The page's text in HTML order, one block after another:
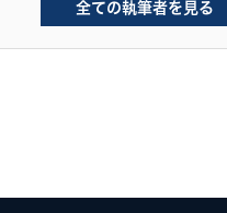
全ての執筆者を見る